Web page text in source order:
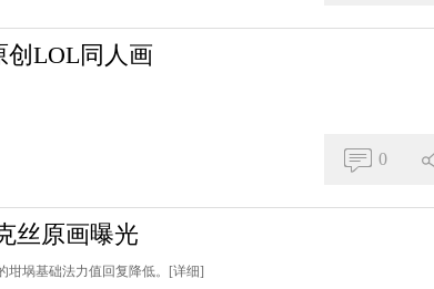
创LOL同人画
0
丝原画曝光
埚基础法力值回复降低。 [详细]